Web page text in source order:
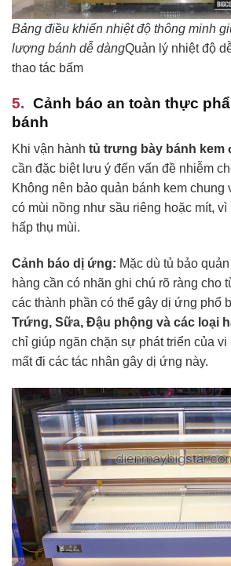
Bảng điều khiển nhiệt độ thông minh
lượng bánh dễ dàngQuản lý nhiệt độ
thao tác bấm
Cảnh báo an toàn thực
bánh
Khi vận hành tủ trưng bày bánh kem
cần đặc biệt lưu ý đến vấn đề nhiễm
Không nên bảo quản bánh kem chung
có mùi nồng như sầu riêng hoặc mít,
hấp thụ mùi.
Cảnh báo dị ứng: Mặc dù tủ bảo
hàng cần có nhãn ghi chú rõ ràng cho
các thành phần có thể gây dị ứng phổ
Trứng, Sữa, Đậu phộng và các loại
chỉ giúp ngăn chặn sự phát triển của vi
mất đi các tác nhân gây dị ứng này.